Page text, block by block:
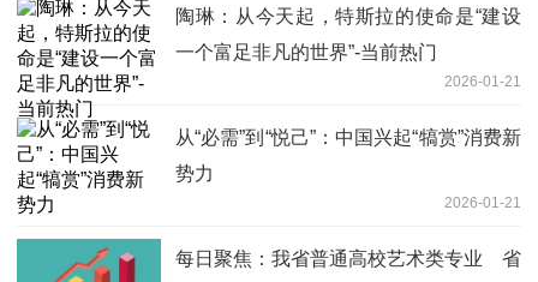
陶琳：从今天起，特斯拉的使命是“建设
一个富足非凡的世界”-当前热门
2026-01-21
从“必需”到“悦己”：中国兴起“犒赏”消费新
势力
2026-01-21
每日聚焦：我省普通高校艺术类专业 省